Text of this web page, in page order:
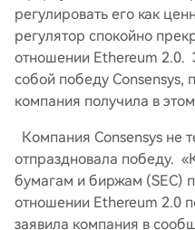
регулировать его как
регулятор спокойно
отношении Ethereum 2.0.
собой победу Consensys,
компания получила в
Компания Consensys не
отпраздновала победу.
бумагам и биржам (SEC)
отношении Ethereum 2.0
заявила компания в